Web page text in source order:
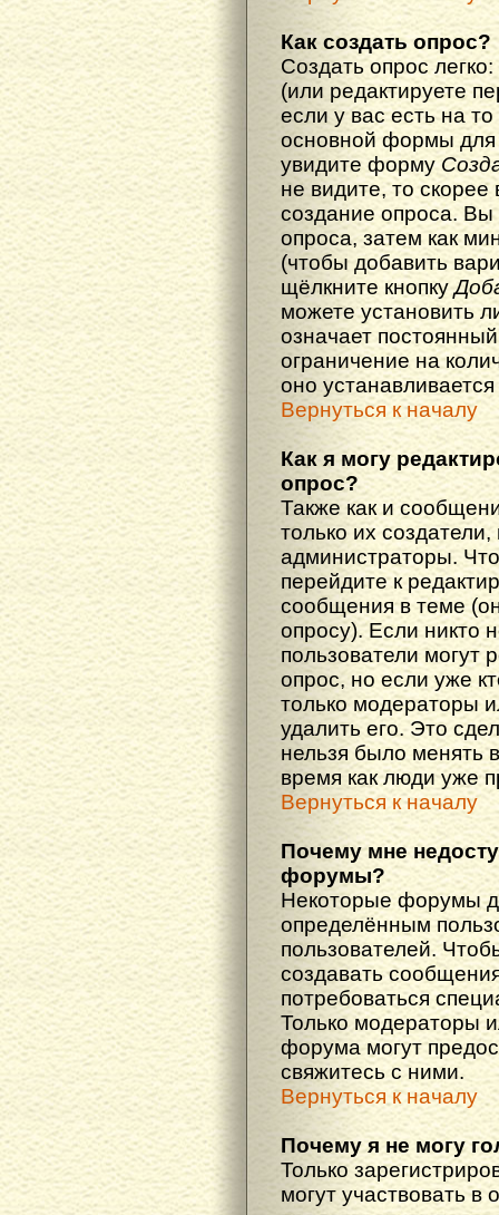
Как создать опрос?
Создать опрос
(или редактируете
если у вас есть на
основной формы
увидите форму
не видите, то скорее
создание опроса.
опроса, затем как
(чтобы добавить
щёлкните кнопку
можете установить
означает
ограничение на
оно
Вернуться к началу
Как я могу
опрос?
Также как и
только их
администраторы.
перейдите к
сообщения в теме
опросу). Если никто
пользователи могут
опрос, но если уже
только модераторы
удалить его. Это
нельзя было менять
время как люди уже
Вернуться к началу
Почему мне
форумы?
Некоторые форумы
определённым
пользователей.
создавать
потребоваться
Только модераторы
форума могут
свяжитесь с ними.
Вернуться к началу
Почему я не могу
Только
могут участвовать в